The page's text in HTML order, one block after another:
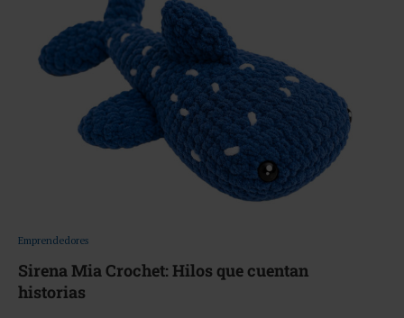
Emprendedores
Sirena Mia Crochet: Hilos que cuentan
historias